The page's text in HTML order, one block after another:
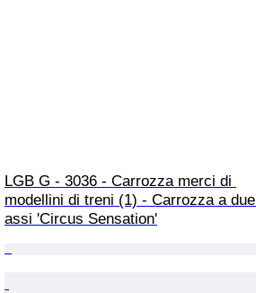
LGB G - 3036 - Carrozza merci di
modellini di treni (1) - Carrozza a due
assi 'Circus Sensation'